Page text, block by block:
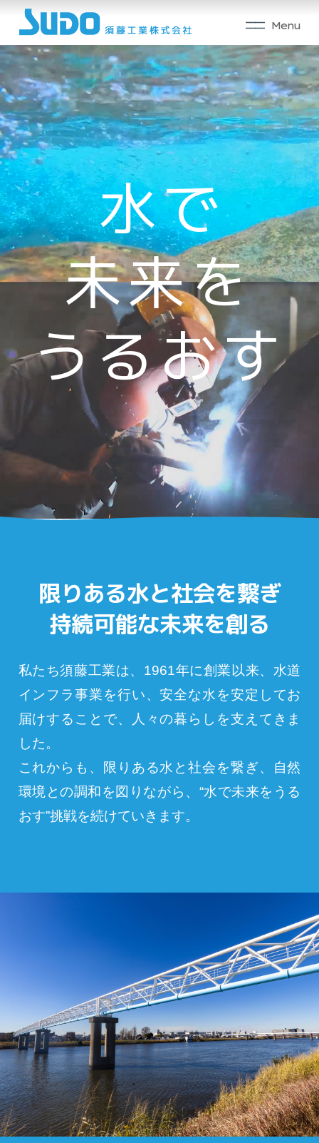
須藤工業の強み
製造部門
工事部門
企業理念
会社概要
事業内容
沿革
水で
未来を
うるおす
限りある水と社会を繋ぎ
持続可能な未来を創る
私たち須藤工業は、1961年に創業以来、水道
インフラ事業を行い、安全な水を安定してお
届けすることで、人々の暮らしを支えてきま
した。
これからも、限りある水と社会を繋ぎ、自然
環境との調和を図りながら、“水で未来をうる
おす”挑戦を続けていきます。